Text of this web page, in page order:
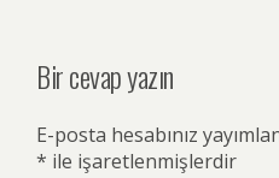
Bir cevap yazın
E-posta hesabınız
* ile işaretlenmişlerdir